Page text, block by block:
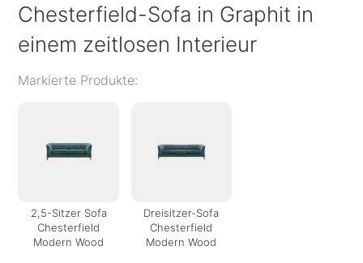
Chesterfield-Sofa in Graphit in
einem zeitlosen Interieur
Markierte Produkte:
2,5-Sitzer Sofa
Chesterfield
Modern Wood
Dreisitzer-Sofa
Chesterfield
Modern Wood